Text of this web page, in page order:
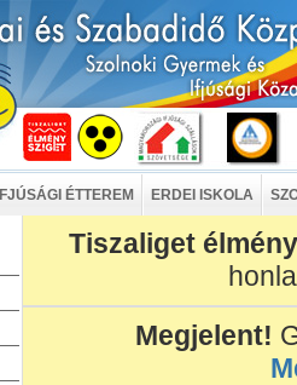
IFJÚSÁGI ÉTTEREM ERDEI ISKOLA
Tiszaliget
Megjelent!